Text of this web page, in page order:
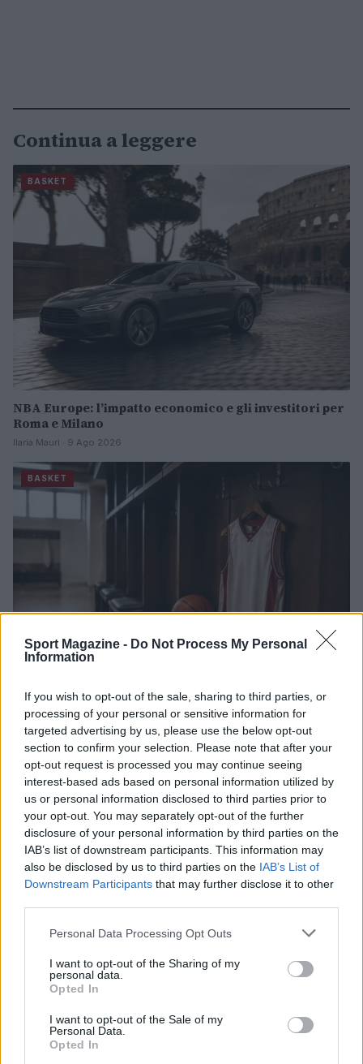
Sport Magazine - Do Not Process My Personal
Information
If you wish to opt-out of the sale, sharing to third parties, or
processing of your personal or sensitive information for
targeted advertising by us, please use the below opt-out
section to confirm your selection. Please note that after your
opt-out request is processed you may continue seeing
interest-based ads based on personal information utilized by
us or personal information disclosed to third parties prior to
your opt-out. You may separately opt-out of the further
disclosure of your personal information by third parties on the
IAB’s list of downstream participants. This information may
also be disclosed by us to third parties on the IAB’s List of
Downstream Participants that may further disclose it to other
Please note that this website/app uses one or more Google
not limited to your visit or usage behaviour. You may click to
grant or deny consent to Google and its third-party tags to
use your data for below specified purposes in below Google
consent section.
Personal Data Processing Opt Outs
I want to opt-out of the Sharing of my
personal data.
Opted In
I want to opt-out of the Sale of my
Personal Data.
Opted In
Continua a leggere
BASKET
NBA Europe: l’impatto economico e gli investitori per
Roma e Milano
Ilaria Mauri · 9 Ago 2026
BASKET
Pallacanestro Trieste: Abramo Canka firma un
accordo pluriennale
Francesca Lombardi · 8 Ago 2026
BASKET
Formula e date dei campionati regionali di basket
nelle Marche
Andrea Conforti · 8 Ago 2026